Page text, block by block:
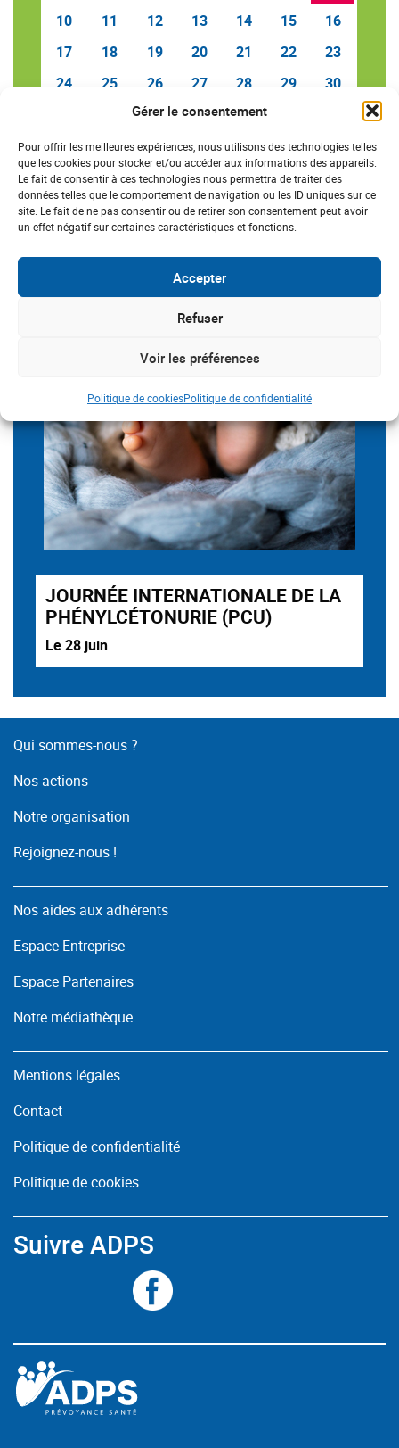
Gérer le consentement
Pour offrir les meilleures expériences, nous utilisons des technologies telles
que les cookies pour stocker et/ou accéder aux informations des appareils.
Le fait de consentir à ces technologies nous permettra de traiter des
données telles que le comportement de navigation ou les ID uniques sur ce
site. Le fait de ne pas consentir ou de retirer son consentement peut avoir
un effet négatif sur certaines caractéristiques et fonctions.
Accepter
Refuser
Voir les préférences
Politique de cookiesPolitique de confidentialité
10
11 12 13 14 15
16
17
18 19 20 21 22
23
24
25 26 27 28 29
30
2 3 4
SAVE THE DATE
JOURNÉE INTERNATIONALE DE LA
PHÉNYLCÉTONURIE (PCU)
Le 28 juin
Qui sommes-nous ?
Nos actions
Notre organisation
Rejoignez-nous !
Nos aides aux adhérents
Espace Entreprise
Espace Partenaires
Notre médiathèque
Mentions légales
Contact
Politique de confidentialité
Politique de cookies
Suivre ADPS